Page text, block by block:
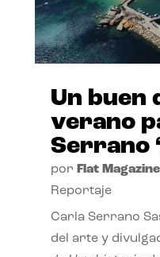
Un buen
verano
Serrano
por Flat Magazine
Reportaje
Carla Serrano
del arte y